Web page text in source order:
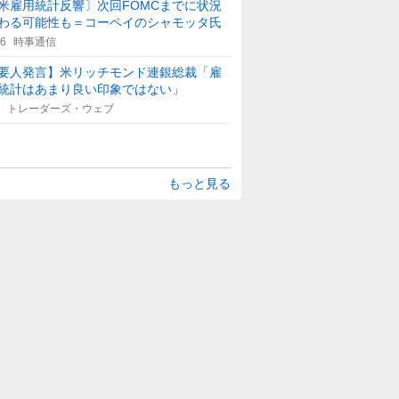
米雇用統計反響〕次回FOMCまでに状況
る可能性も＝コーペイのシャモッタ氏
時事通信
要人発言】米リッチモンド連銀総裁「雇
計はあまり良い印象ではない」
トレーダーズ・ウェブ
もっと見る